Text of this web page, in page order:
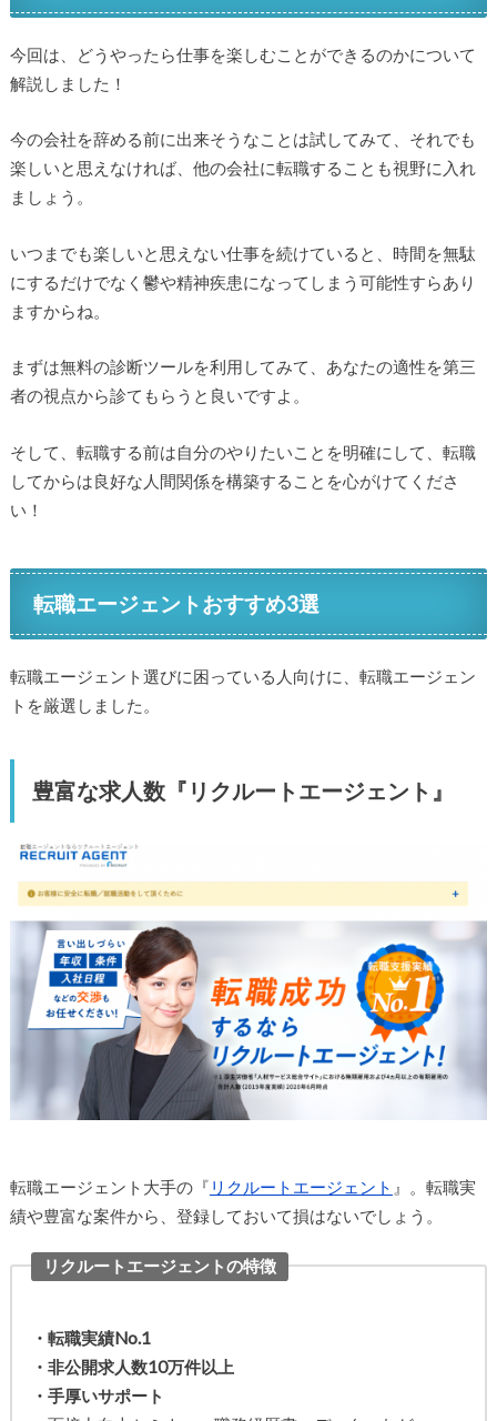
今回は、どうやったら仕事を楽しむことができるのかについて
解説しました！
今の会社を辞める前に出来そうなことは試してみて、それでも
楽しいと思えなければ、他の会社に転職することも視野に入れ
ましょう。
いつまでも楽しいと思えない仕事を続けていると、時間を無駄
にするだけでなく鬱や精神疾患になってしまう可能性すらあり
ますからね。
まずは無料の診断ツールを利用してみて、あなたの適性を第三
者の視点から診てもらうと良いですよ。
そして、転職する前は自分のやりたいことを明確にして、転職
してからは良好な人間関係を構築することを心がけてくださ
い！
転職エージェントおすすめ3選
転職エージェント選びに困っている人向けに、転職エージェン
トを厳選しました。
豊富な求人数『リクルートエージェント』
転職エージェント大手の『 リクルートエージェント 』。転職実
績や豊富な案件から、登録しておいて損はないでしょう。
リクルートエージェントの特徴
・転職実績No.1
・非公開求人数10万件以上
・手厚いサポート